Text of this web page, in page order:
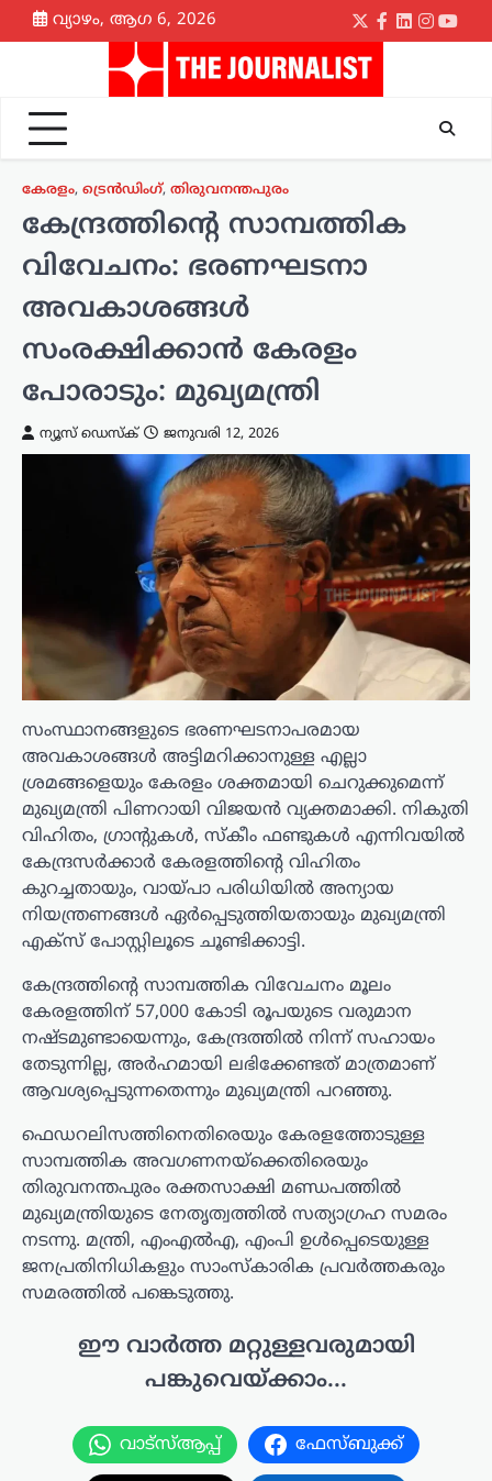
Skip
to
വ്യാഴം, ആഗ 6, 2026
Twitter
Facebook
LinkedIn
കേരളം, ട്രെൻഡിംഗ്, തിരുവനന്തപുരം
കേന്ദ്രത്തിന്റെ സാമ്പത്തിക
വിവേചനം: ഭരണഘടനാ
അവകാശങ്ങൾ
സംരക്ഷിക്കാൻ കേരളം
പോരാടും: മുഖ്യമന്ത്രി
ന്യൂസ് ഡെസ്ക് ജനുവരി 12, 2026
സംസ്ഥാനങ്ങളുടെ ഭരണഘടനാപരമായ
അവകാശങ്ങൾ അട്ടിമറിക്കാനുള്ള എല്ലാ
ശ്രമങ്ങളെയും കേരളം ശക്തമായി ചെറുക്കുമെന്ന്
മുഖ്യമന്ത്രി പിണറായി വിജയൻ വ്യക്തമാക്കി. നികുതി
വിഹിതം, ഗ്രാന്റുകൾ, സ്‌കീം ഫണ്ടുകൾ എന്നിവയിൽ
കേന്ദ്രസർക്കാർ കേരളത്തിന്റെ വിഹിതം
കുറച്ചതായും, വായ്പാ പരിധിയിൽ അന്യായ
നിയന്ത്രണങ്ങൾ ഏർപ്പെടുത്തിയതായും മുഖ്യമന്ത്രി
എക്സ് പോസ്റ്റിലൂടെ ചൂണ്ടിക്കാട്ടി.
കേന്ദ്രത്തിന്റെ സാമ്പത്തിക വിവേചനം മൂലം
കേരളത്തിന് 57,000 കോടി രൂപയുടെ വരുമാന
നഷ്ടമുണ്ടായെന്നും, കേന്ദ്രത്തിൽ നിന്ന് സഹായം
തേടുന്നില്ല, അർഹമായി ലഭിക്കേണ്ടത് മാത്രമാണ്
ആവശ്യപ്പെടുന്നതെന്നും മുഖ്യമന്ത്രി പറഞ്ഞു.
ഫെഡറലിസത്തിനെതിരെയും കേരളത്തോടുള്ള
സാമ്പത്തിക അവഗണനയ്‌ക്കെതിരെയും
തിരുവനന്തപുരം രക്തസാക്ഷി മണ്ഡപത്തിൽ
മുഖ്യമന്ത്രിയുടെ നേതൃത്വത്തിൽ സത്യാഗ്രഹ സമരം
നടന്നു. മന്ത്രി, എംഎൽഎ, എംപി ഉൾപ്പെടെയുള്ള
ജനപ്രതിനിധികളും സാംസ്കാരിക പ്രവർത്തകരും
സമരത്തിൽ പങ്കെടുത്തു.
ഈ വാർത്ത മറ്റുള്ളവരുമായി
പങ്കുവെയ്ക്കാം...
വാട്സ്ആപ്പ് ഫേസ്ബുക്ക്